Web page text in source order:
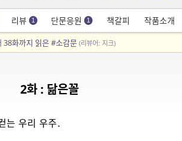
리뷰 1 단문응원 1 책갈피 작품소개
38화까지 읽은 #소감문 (리뷰어: 지크)
2화 : 닮은꼴
는 우리 우주.